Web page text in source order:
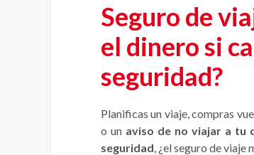
Seguro de
el dinero si
seguridad?
Planificas un viaje, compras
o un aviso de no viajar a tu
seguridad, ¿el seguro de viaje